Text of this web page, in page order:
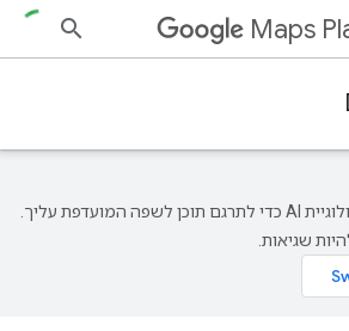
Maps
‫Google משתמשת בטכנולוגיית AI כדי לתרגם תוכן לשפה המועדפת עליך.
שגיאות.